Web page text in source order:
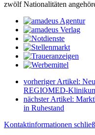
zwölf Nationalitäten
vorheriger Artikel:
REGIOMED-
nächster Artikel:
in Ruhestand
Kontaktinformationen